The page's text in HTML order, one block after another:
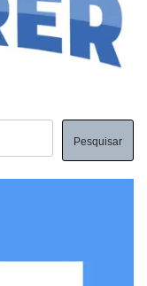
Pesquisar